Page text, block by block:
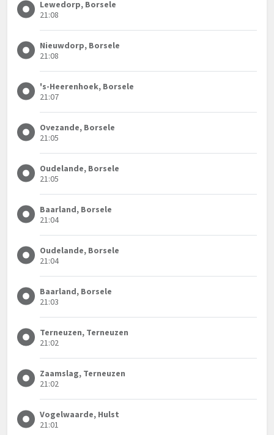
Lewedorp, Borsele
21:08
Nieuwdorp, Borsele
21:08
's-Heerenhoek, Borsele
21:07
Ovezande, Borsele
21:05
Oudelande, Borsele
21:05
Baarland, Borsele
21:04
Oudelande, Borsele
21:04
Baarland, Borsele
21:03
Terneuzen, Terneuzen
21:02
Zaamslag, Terneuzen
21:02
Vogelwaarde, Hulst
21:01